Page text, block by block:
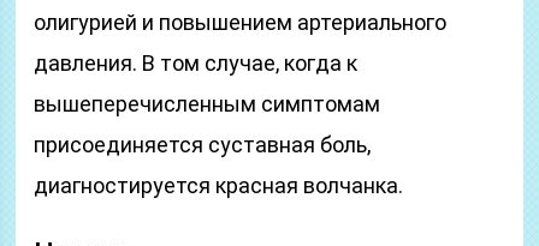
олигурией и повышением артериального
давления. В том случае, когда к
вышеперечисленным симптомам
присоединяется суставная боль,
диагностируется красная волчанка.